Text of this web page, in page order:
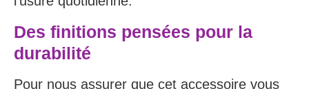
Des finitions pensées pour la
durabilité
Pour nous assurer que cet accessoire vous